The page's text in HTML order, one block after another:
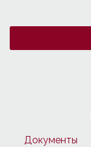
Документы